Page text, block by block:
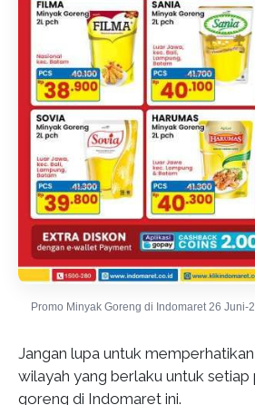
Promo Minyak Goreng di Indomaret 26 Juni-
Jangan lupa untuk
wilayah yang berlaku untuk
goreng di Indomaret ini.